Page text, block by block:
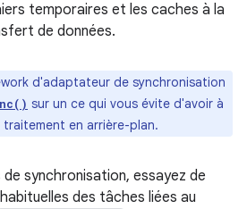
temporaires et les caches à la
de données.
d'adaptateur de synchronisation
sur un ce qui vous évite d'avoir à
en arrière-plan.
synchronisation, essayez de
des tâches liées au